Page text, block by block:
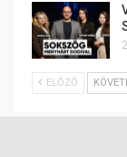
ELŐZŐ